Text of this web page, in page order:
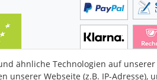
ähnliche Technologien auf
unserer Webseite (z.B. IP-